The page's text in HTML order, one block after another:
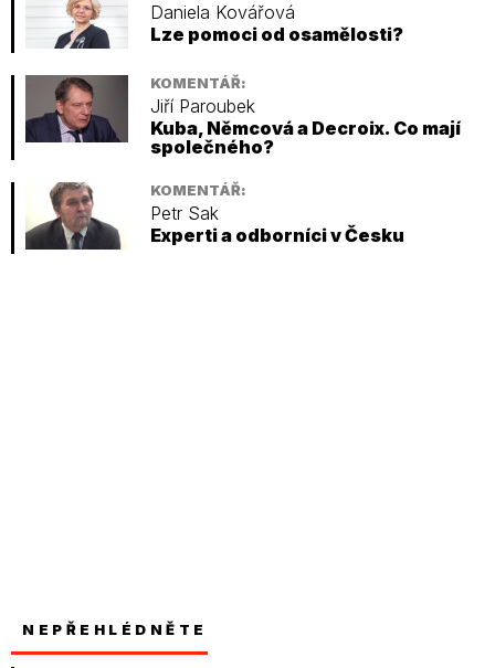
Daniela Kovářová
Lze pomoci od osamělosti?
KOMENTÁŘ:
Jiří Paroubek
Kuba, Němcová a Decroix. Co mají
společného?
KOMENTÁŘ:
Petr Sak
Experti a odborníci v Česku
NEPŘEHLÉDNĚTE